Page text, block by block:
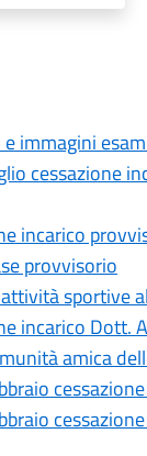
immagini
cessazione
incarico
provvisorio
sportive
incarico Dott.
amica